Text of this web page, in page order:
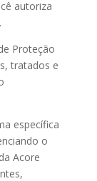
autoriza
Proteção
tratados e
específica
o
Acore